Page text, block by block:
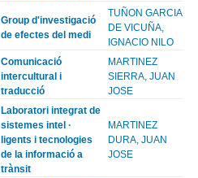
Group d'investigació
de efectes del medi
TUÑON GARCIA
DE VICUÑA,
IGNACIO NILO
Comunicació
intercultural i
traducció
MARTINEZ
SIERRA, JUAN
JOSE
Laboratori integrat de
sistemes intel ·
ligents i tecnologies
de la informació a
trànsit
MARTINEZ
DURA, JUAN
JOSE